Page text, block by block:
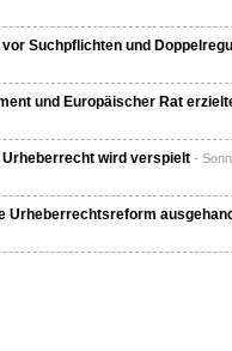
Suchpflichten und
und Europäischer Rat
wird verspielt -
Urheberrechtsreform